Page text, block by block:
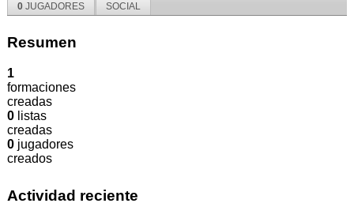
0JUGADORES SOCIAL
Resumen
1
formaciones
creadas
0listas
creadas
0jugadores
creados
Actividad reciente